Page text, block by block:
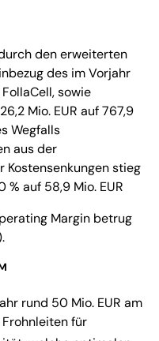
den erweiterten
des im Vorjahr
sowie
Mio. EUR auf 767,9
Wegfalls
aus der
stieg
auf 58,9 Mio. EUR
Margin betrug
rund 50 Mio. EUR am
für